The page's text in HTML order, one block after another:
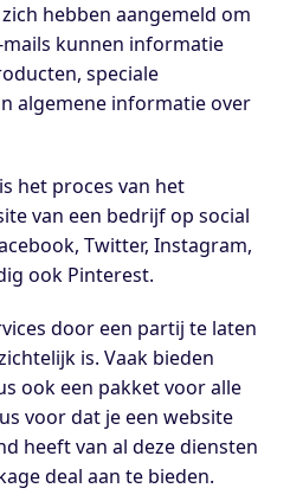
hebben aangemeld om
mails kunnen informatie
speciale
algemene informatie over
is het proces van het
van een bedrijf op social
Twitter, Instagram,
ook Pinterest.
door een partij te laten
is. Vaak bieden
ook een pakket voor alle
voor dat je een website
heeft van al deze diensten
deal aan te bieden.